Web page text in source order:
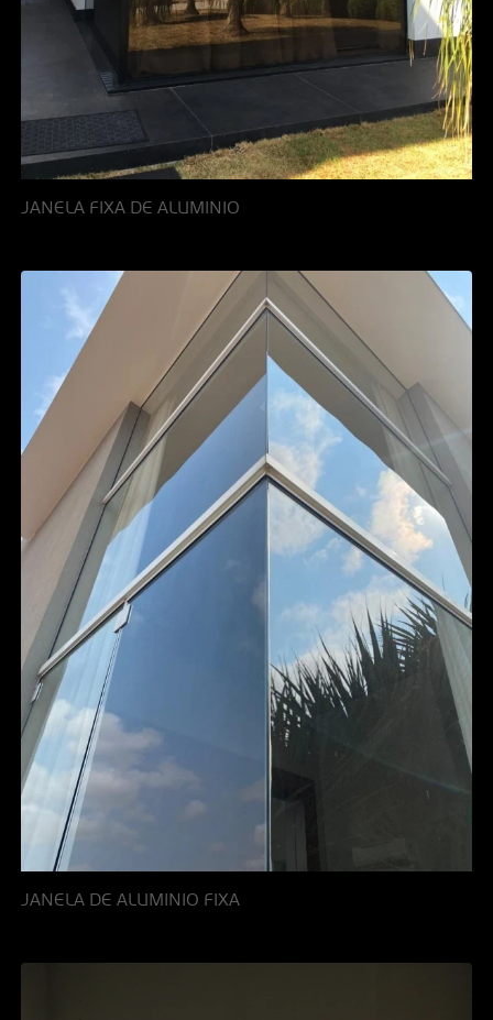
JANELA FIXA DE ALUMINIO
JANELA DE ALUMINIO FIXA